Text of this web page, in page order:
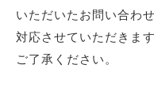
いただいたお問い合わ
対応させていただきます
ご了承ください。